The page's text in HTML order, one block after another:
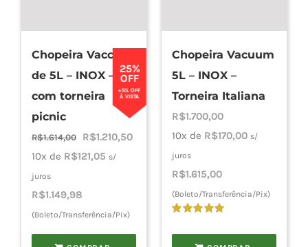
25%
OFF
+5% OFF
À VISTA
Chopeira Vaccum
de 5L – INOX –
com torneira
picnic
R$1.614,00
O
preço
era:
R$1.614,00.
R$1.210,50O
R$1.210,50.
10x de R$121,05 s/
juros
R$1.149,98
(Boleto/Transferência/Pix)
Chopeira Vacuum
5L – INOX –
Torneira Italiana
5.00de 5
R$1.700,00
10x de R$170,00 s/
juros
R$1.615,00
(Boleto/Transferência/Pix)